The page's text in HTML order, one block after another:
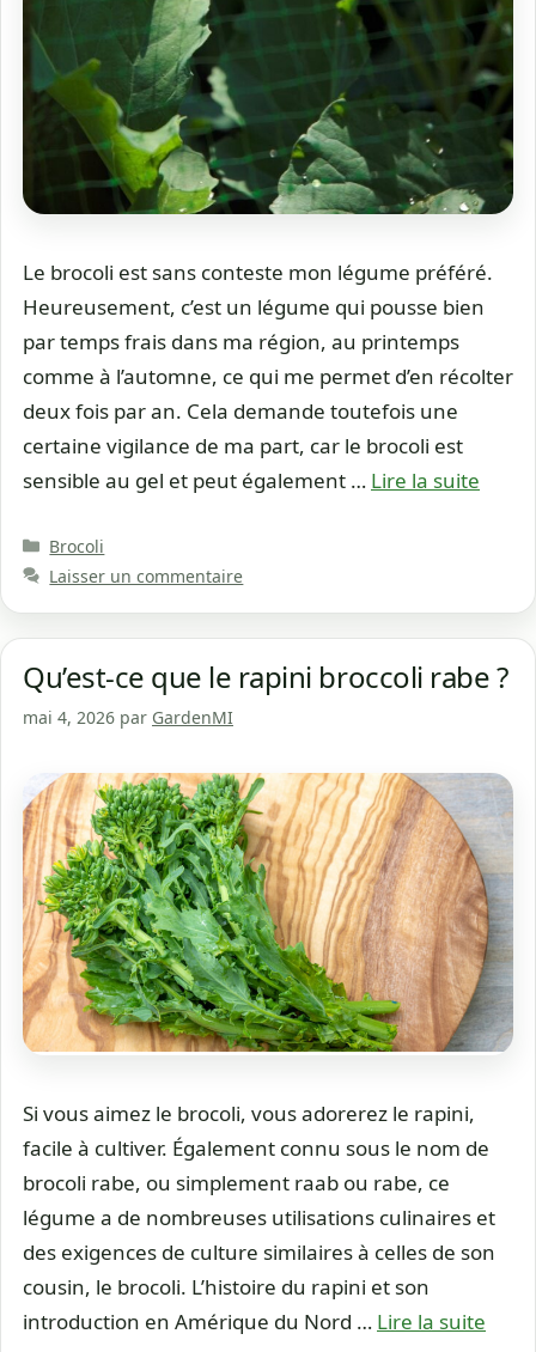
Le brocoli est sans conteste mon légume préféré.
Heureusement, c’est un légume qui pousse bien
par temps frais dans ma région, au printemps
comme à l’automne, ce qui me permet d’en récolter
deux fois par an. Cela demande toutefois une
certaine vigilance de ma part, car le brocoli est
sensible au gel et peut également … Lire la suite
Catégories
Brocoli
Laisser un commentaire
Qu’est-ce que le rapini broccoli rabe ?
mai 4, 2026 par GardenMI
Si vous aimez le brocoli, vous adorerez le rapini,
facile à cultiver. Également connu sous le nom de
brocoli rabe, ou simplement raab ou rabe, ce
légume a de nombreuses utilisations culinaires et
des exigences de culture similaires à celles de son
cousin, le brocoli. L’histoire du rapini et son
introduction en Amérique du Nord … Lire la suite